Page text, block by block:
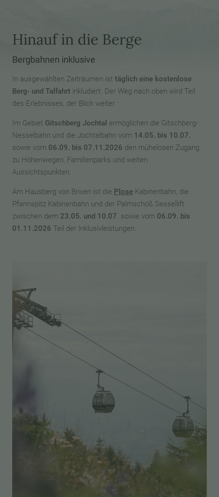
Hinauf in die Berge
Bergbahnen inklusive
In ausgewählten Zeiträumen ist täglich eine kostenlose
Berg- und Talfahrt inkludiert. Der Weg nach oben wird Teil
des Erlebnisses, der Blick weiter.
Im Gebiet Gitschberg Jochtal ermöglichen die Gitschberg-
Nesselbahn und die Jochtalbahn vom 14.05. bis 10.07.
sowie vom 06.09. bis 07.11.2026 den mühelosen Zugang
zu Höhenwegen, Familienparks und weiten
Aussichtspunkten.
Am Hausberg von Brixen ist die Plose Kabinenbahn, die
Pfannspitz Kabinenbahn und der Palmschoß Sessellift
zwischen dem 23.05. und 10.07 . sowie vom 06.09. bis
01.11.2026 Teil der Inklusivleistungen.